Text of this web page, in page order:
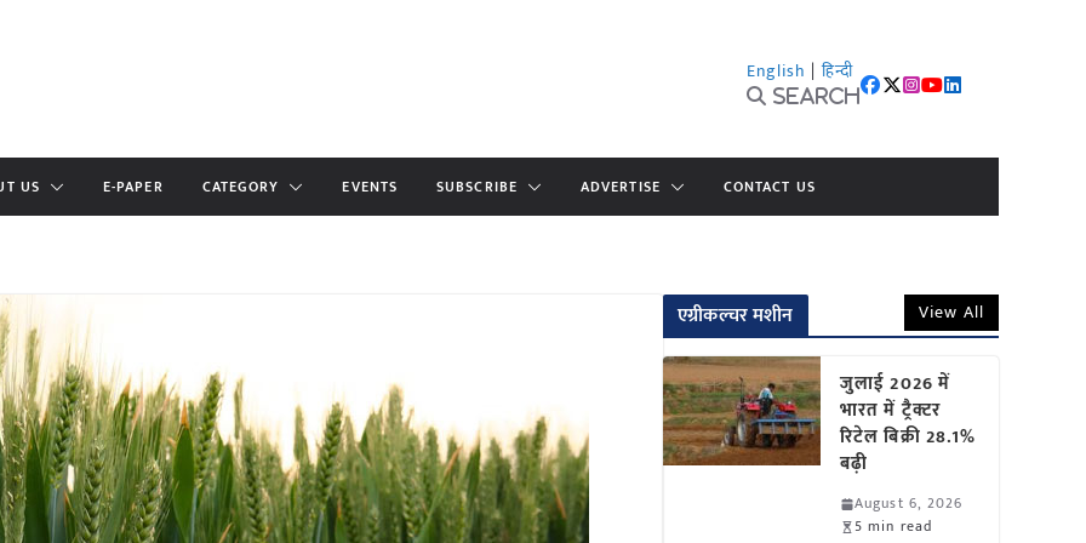
English | हिन्दी
Search
US E-PAPER CATEGORY EVENTS SUBSCRIBE ADVERTISE CONTACT US
एग्रीकल्चर मशीन View All
जुलाई 2026 में
भारत में ट्रैक्टर
रिटेल बिक्री 28.1%
बढ़ी
August 6, 2026
5 min read